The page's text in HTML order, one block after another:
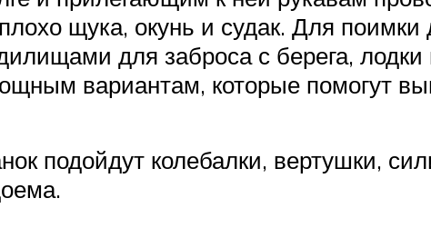
щука, окунь и судак. Для
для заброса с берега,
вариантам, которые помогут
подойдут колебалки, вертушки,